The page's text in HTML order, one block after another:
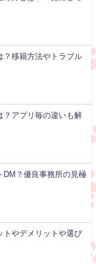
？移籍方法やトラブル
？アプリ毎の違いも解
DM？優良事務所の見極
トやデメリットや選び